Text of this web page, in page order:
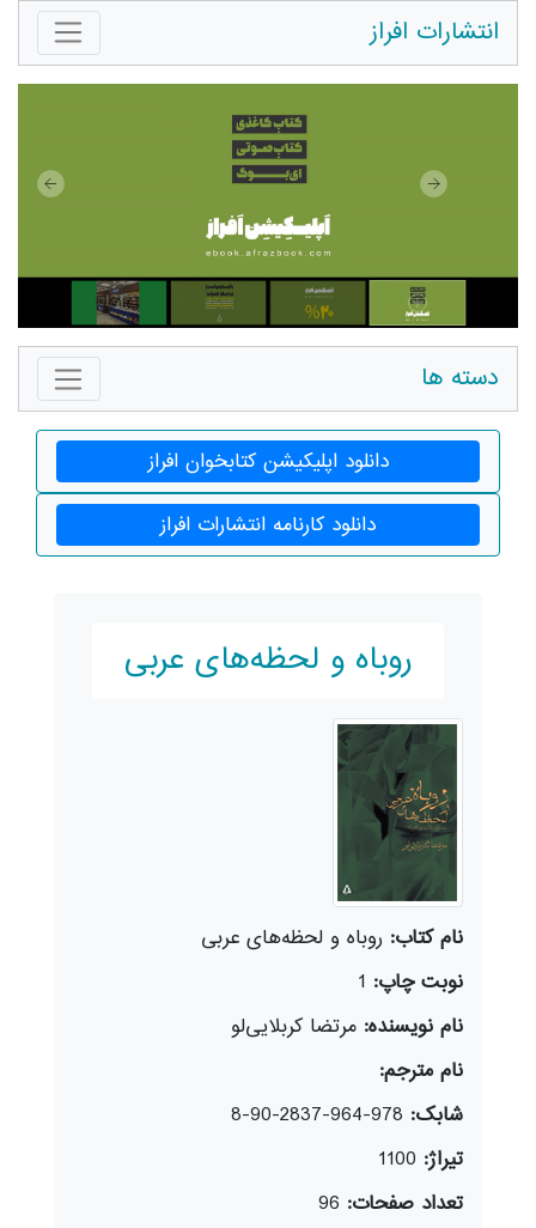
انتشارات افراز
دسته ها
دانلود اپلیکیشن کتابخوان افراز
دانلود کارنامه انتشارات افراز
روباه و لحظه‌های عربی
نام کتاب: روباه و لحظه‌های عربی
نوبت چاپ: 1
نام نویسنده: مرتضا کربلایی‌لو
نام مترجم:
شابک: 978-964-2837-90-8
تیراژ: 1100
تعداد صفحات: 96